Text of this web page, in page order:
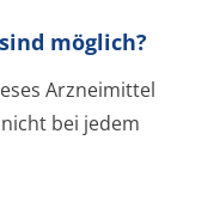
möglich?
Arzneimittel
bei jedem